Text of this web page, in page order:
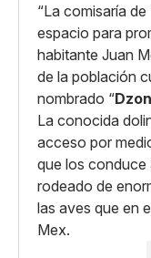
“La comisaría de
espacio para
habitante Juan
de la población
nombrado “
La conocida
acceso por
que los conduce
rodeado de
las aves que en
Mex.